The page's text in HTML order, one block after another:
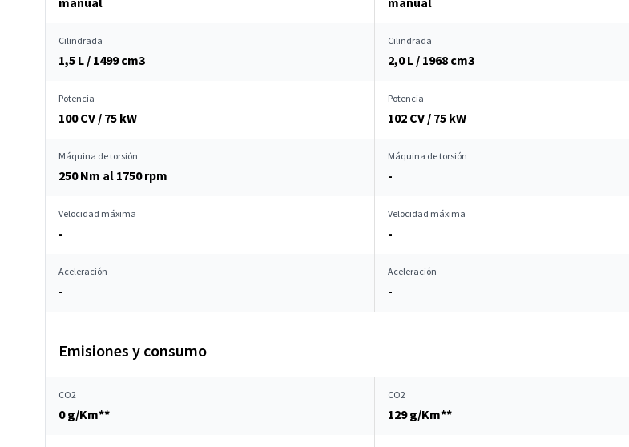
Cilindrada
1,5 L / 1499 cm3
Cilindrada
2,0 L / 1968 cm3
Potencia
100 CV / 75 kW
Potencia
102 CV / 75 kW
Máquina de torsión
250 Nm al 1750 rpm
Máquina de torsión
-
Velocidad máxima
-
Velocidad máxima
-
Aceleración
-
Aceleración
-
Emisiones y consumo
CO2
0 g/Km**
CO2
129 g/Km**